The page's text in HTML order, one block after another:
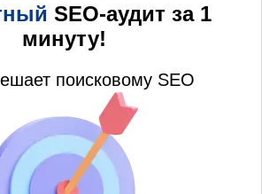
SEO-аудит за 1
минуту!
поисковому SEO